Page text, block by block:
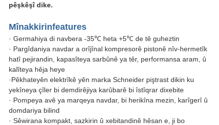
pêşkêşî dike.
Mînakkirinfeatures
· Germahiya di navbera -35℃ heta +5℃ de tê guheztin
· Pargîdaniya navdar a orîjînal kompresorê pistonê nîv-hermetîk
hatî pejirandin, kapasîteya sarbûnê ya têr, performansa aram, û
kalîteya hêja heye
·Pêkhateyên elektrîkê yên marka Schneider piştrast dikin ku
yekîneya çîler bi demdirêjiya karûbarê bi îstîqrar dixebite
· Pompeya avê ya marqeya navdar, bi herikîna mezin, karîgerî û
domdariya bilind
· Sêwirana kompakt, sazkirin û xebitandinê hêsan e, ji bo